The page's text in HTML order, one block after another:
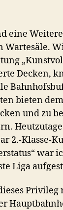
eine
Decken,
bieten
und zu
2.-Klasse-
war
Liga
Privileg